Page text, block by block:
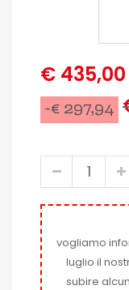
€ 435,00
-€ 297,94
vogliamo
luglio il
subire